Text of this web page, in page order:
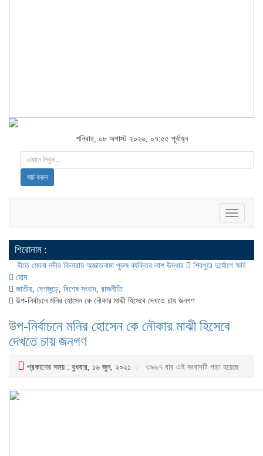
শনিবার, ০৮ অগাস্ট ২০২৬, ০৭:৫৫ পূর্বাহ্ন
সার্চ করুন
Toggle
শিরোনাম :
নদীর কিনারায় অজ্ঞাতনামা পুরুষ ব্যক্তির লাশ উদ্ধার
শিবপুরে দুর্যোগে ক্ষতিগ্রস্ত অসহায়
হোম
জাতীয়, দেশজুড়ে, বিশেষ সংবাদ, রাজনীতি
উপ-নির্বাচনে মনির হোসেন কে নৌকার মাঝী হিসেবে দেখতে চায় জনগণ
উপ-নির্বাচনে মনির হোসেন কে নৌকার মাঝী হিসেবে
দেখতে চায় জনগণ
প্রকাশের সময় : বুধবার, ১৬ জুন, ২০২১ ৩৯৬৭ বার এই সংবাদটি পড়া হয়েছে